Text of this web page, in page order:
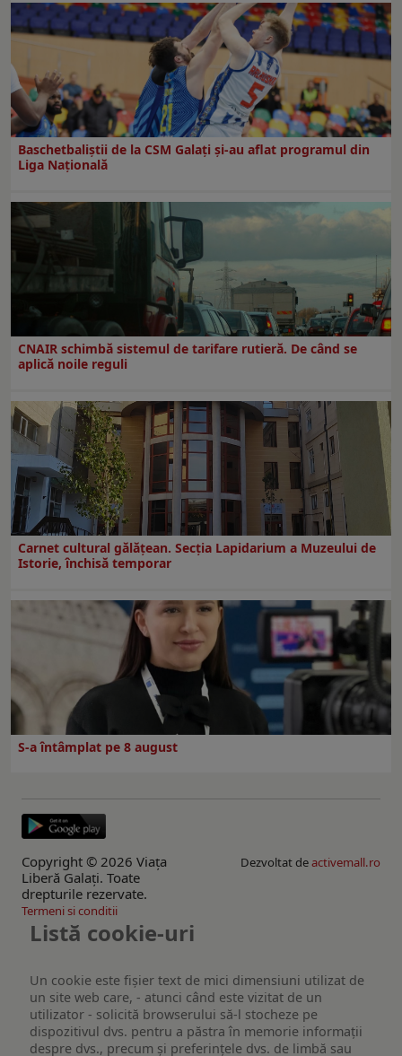
Baschetbaliștii de la CSM Galați și-au aflat programul din
Liga Națională
CNAIR schimbă sistemul de tarifare rutieră. De când se
aplică noile reguli
Carnet cultural gălăţean. Secţia Lapidarium a Muzeului de
Istorie, închisă temporar
S-a întâmplat pe 8 august
Copyright © 2026 Viaţa
Liberă Galaţi. Toate
drepturile rezervate.
Dezvoltat deactivemall.ro
Termeni si conditii
Listă cookie-uri
Un cookie este fişier text de mici dimensiuni utilizat de
un site web care, - atunci când este vizitat de un
utilizator - solicită browserului să-l stocheze pe
dispozitivul dvs. pentru a păstra în memorie informații
despre dvs., precum și preferințele dvs. de limbă sau